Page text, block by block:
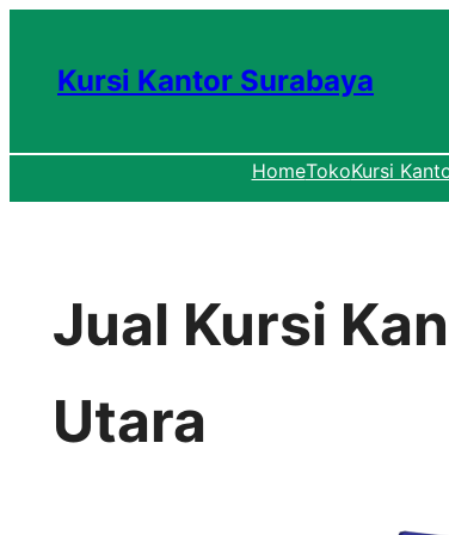
Kursi Kantor Surabaya
HomeTokoKursi
Jual Kursi
Utara